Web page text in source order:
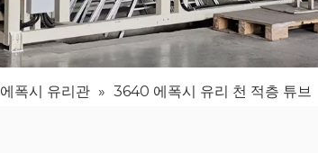
에폭시 유리관 » 3640 에폭시 유리 천 적층 튜브